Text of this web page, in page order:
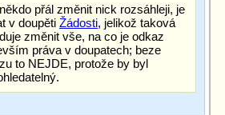
přál změnit nick rozsáhleji, je
v doupěti Žádosti, jelikož taková
změnit vše, na co je odkaz
práva v doupatech; beze
to NEJDE, protože by byl